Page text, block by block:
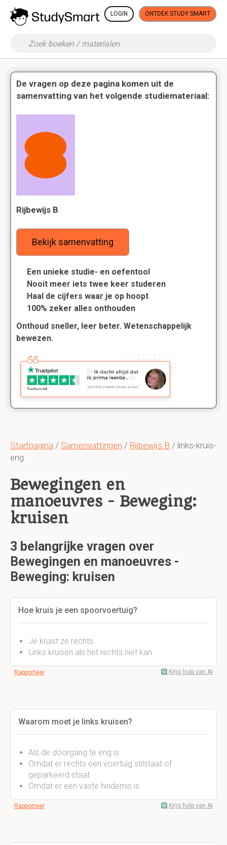
LOGIN ONTDEK STUDY SMART
Startpagina / Samenvattingen / Rijbewijs B / links-kruis-
eng
Bewegingen en
manoeuvres - Beweging:
kruisen
3 belangrijke vragen over
Bewegingen en manoeuvres -
Beweging: kruisen
Hoe kruis je een spoorvoertuig?
Je kruist ze rechts
Links kruisen als het rechts niet kan
Rapporteer Krijg hulp van AI
Waarom moet je links kruisen?
Als de doorgang te eng is
Omdat er rechts een voertuig stilstaat of
geparkeerd staat
Omdat er een vaste hindernis is
Rapporteer Krijg hulp van AI
De vragen op deze pagina komen uit de
samenvatting van het volgende studiemateriaal:
Rijbewijs B
Bekijk samenvatting
Een unieke studie- en oefentool
Nooit meer iets twee keer studeren
Haal de cijfers waar je op hoopt
100% zeker alles onthouden
Onthoud sneller, leer beter. Wetenschappelijk
bewezen.